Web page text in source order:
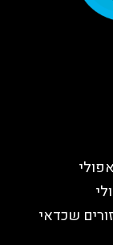
שכדאי